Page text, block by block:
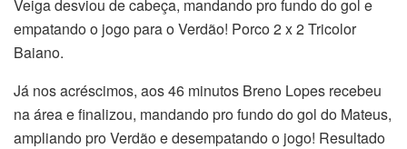
Veiga desviou de cabeça, mandando pro fundo do gol e
empatando o jogo para o Verdão! Porco 2 x 2 Tricolor
Baiano.
Já nos acréscimos, aos 46 minutos Breno Lopes recebeu
na área e finalizou, mandando pro fundo do gol do Mateus,
ampliando pro Verdão e desempatando o jogo! Resultado